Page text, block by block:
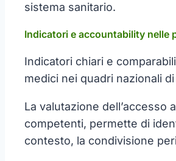
sistema sanitario.
Indicatori e accountability nelle
Indicatori chiari e
medici nei quadri nazionali
La valutazione
competenti, permette di
contesto, la condivisione